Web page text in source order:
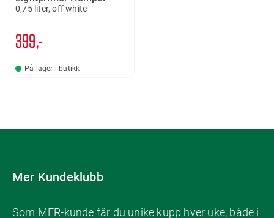
0,75 liter, off white
399,-
På lager i butikk
Mer Kundeklubb
Som MER-kunde får du unike kupp hver uke, både i